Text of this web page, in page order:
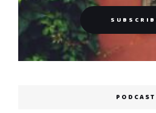
PODCAST